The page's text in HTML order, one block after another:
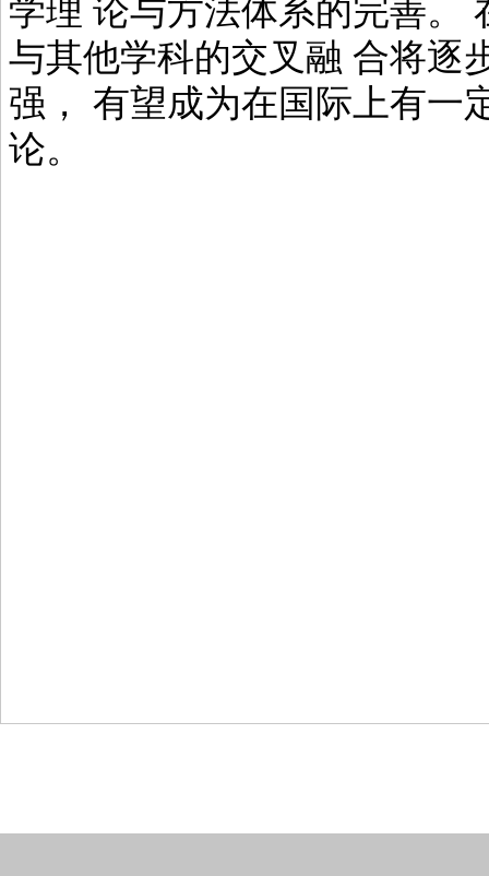
学理 论与方法体系的完善。
与其他学科的交叉融 合将逐
强， 有望成为在国际上有一
论。